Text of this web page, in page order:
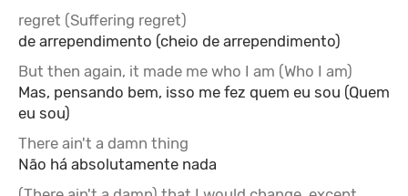
de arrependimento (cheio de arrependimento)
Mas, pensando bem, isso me fez quem eu sou (Quem
eu sou)
Não há absolutamente nada
regret (Suffering regret)
But then again, it made me who I am (Who I am)
There ain't a damn thing